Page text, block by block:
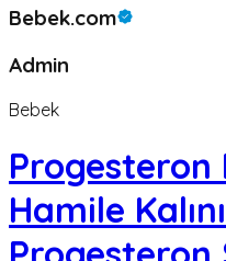
Bebek.com
Admin
Bebek
Progesteron
Hamile